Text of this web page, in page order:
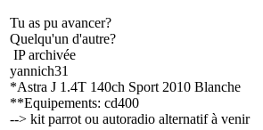
Tu as pu avancer?
Quelqu'un d'autre?
IP archivée
yannich31
*Astra J 1.4T 140ch Sport 2010 Blanche
**Equipements: cd400
--> kit parrot ou autoradio alternatif à venir